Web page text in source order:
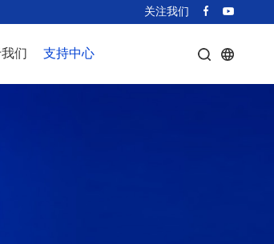
关注我们
们 支持中心